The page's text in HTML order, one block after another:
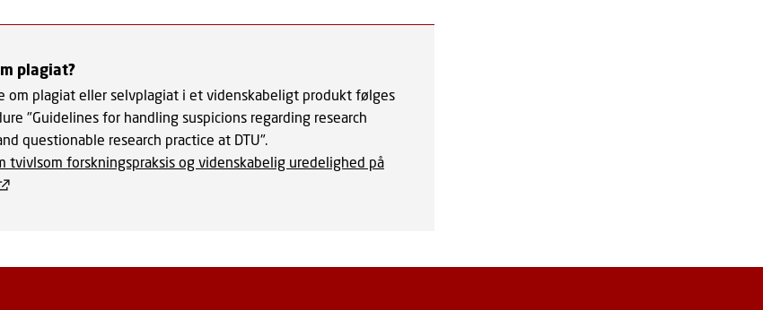
plagiat?
om plagiat eller selvplagiat i et videnskabeligt produkt følges
"Guidelines for handling suspicions regarding research
questionable research practice at DTU".
tvivlsom forskningspraksis og videnskabelig uredelighed på